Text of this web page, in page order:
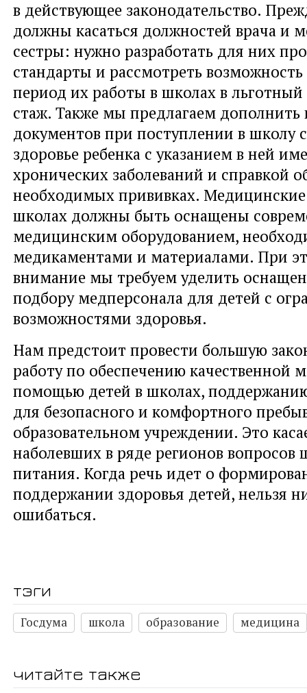
в действующее законодательство.
должны касаться должностей врача и
сестры: нужно разработать для них
стандарты и рассмотреть
период их работы в школах в
стаж. Также мы предлагаем дополнить
документов при поступлении в школу
здоровье ребенка с указанием в ней
хронических заболеваний и справкой
необходимых прививках.
школах должны быть оснащены
медицинским оборудованием,
медикаментами и материалами. При
внимание мы требуем уделить
подбору медперсонала для детей с
возможностями здоровья.
Нам предстоит провести большую
работу по обеспечению качественной
помощью детей в школах,
для безопасного и комфортного
образовательном учреждении. Это
наболевших в ряде регионов вопросов
питания. Когда речь идет о
поддержании здоровья детей, нельзя
ошибаться.
тэги
Госдума школа образование медицина
читайте также